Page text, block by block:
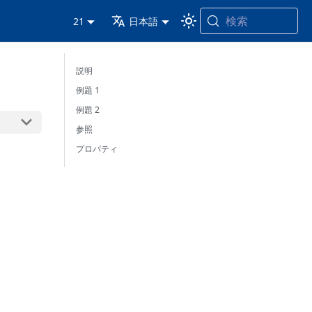
21 日本語 検索
説明
例題 1
例題 2
参照
プロパティ